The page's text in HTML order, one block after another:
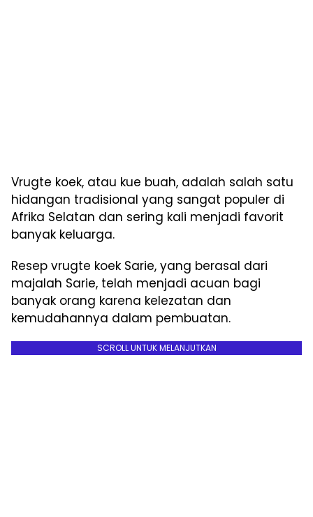
Vrugte koek, atau kue buah, adalah salah satu
hidangan tradisional yang sangat populer di
Afrika Selatan dan sering kali menjadi favorit
banyak keluarga.
Resep vrugte koek Sarie, yang berasal dari
majalah Sarie, telah menjadi acuan bagi
banyak orang karena kelezatan dan
kemudahannya dalam pembuatan.
SCROLL UNTUK MELANJUTKAN